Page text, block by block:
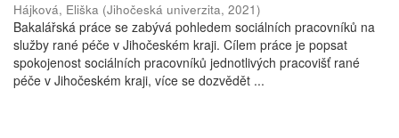
Hájková, Eliška (Jihočeská univerzita, 2021)
Bakalářská práce se zabývá pohledem sociálních pracovníků na
služby rané péče v Jihočeském kraji. Cílem práce je popsat
spokojenost sociálních pracovníků jednotlivých pracovišť rané
péče v Jihočeském kraji, více se dozvědět ...